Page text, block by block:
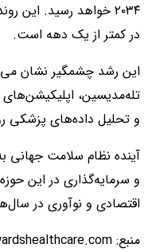
۲۰۳۴ خواهد رسید. این
در کمتر از یک دهه است.
این رشد چشمگیر نشان
تله‌مدیسین،
و تحلیل داده‌های پزشکی
آینده نظام سلامت
و سرمایه‌گذاری در این
اقتصادی و نوآوری در
منبع: www.towardshealthcare.com